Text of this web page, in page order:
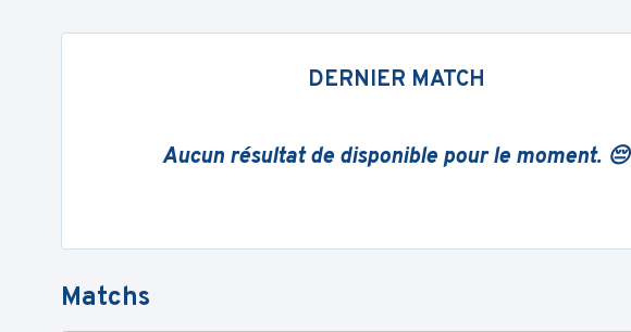
DERNIER MATCH
Aucun résultat de disponible pour le moment. 😔
Matchs